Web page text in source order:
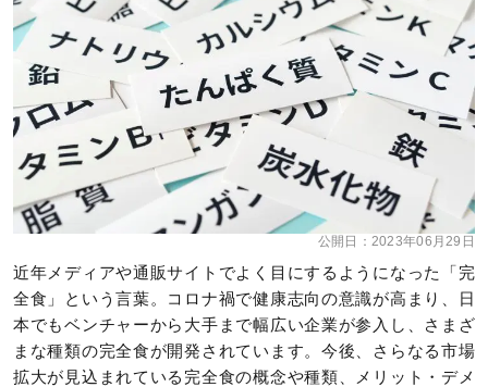
公開日： 2023年06月29日
近年メディアや通販サイトでよく目にするようになった「完
全食」という言葉。コロナ禍で健康志向の意識が高まり、日
本でもベンチャーから大手まで幅広い企業が参入し、さまざ
まな種類の完全食が開発されています。今後、さらなる市場
拡大が見込まれている完全食の概念や種類、メリット・デメ